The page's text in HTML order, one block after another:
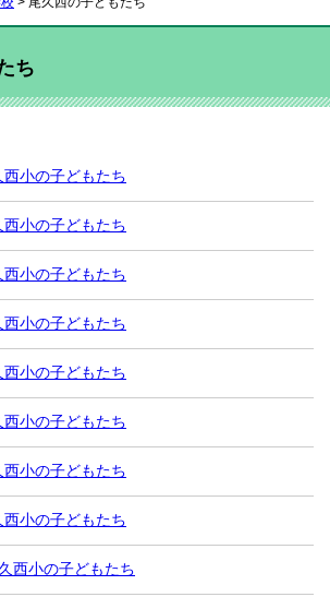
ち
小の子どもたち
小の子どもたち
小の子どもたち
小の子どもたち
小の子どもたち
小の子どもたち
小の子どもたち
小の子どもたち
西小の子どもたち